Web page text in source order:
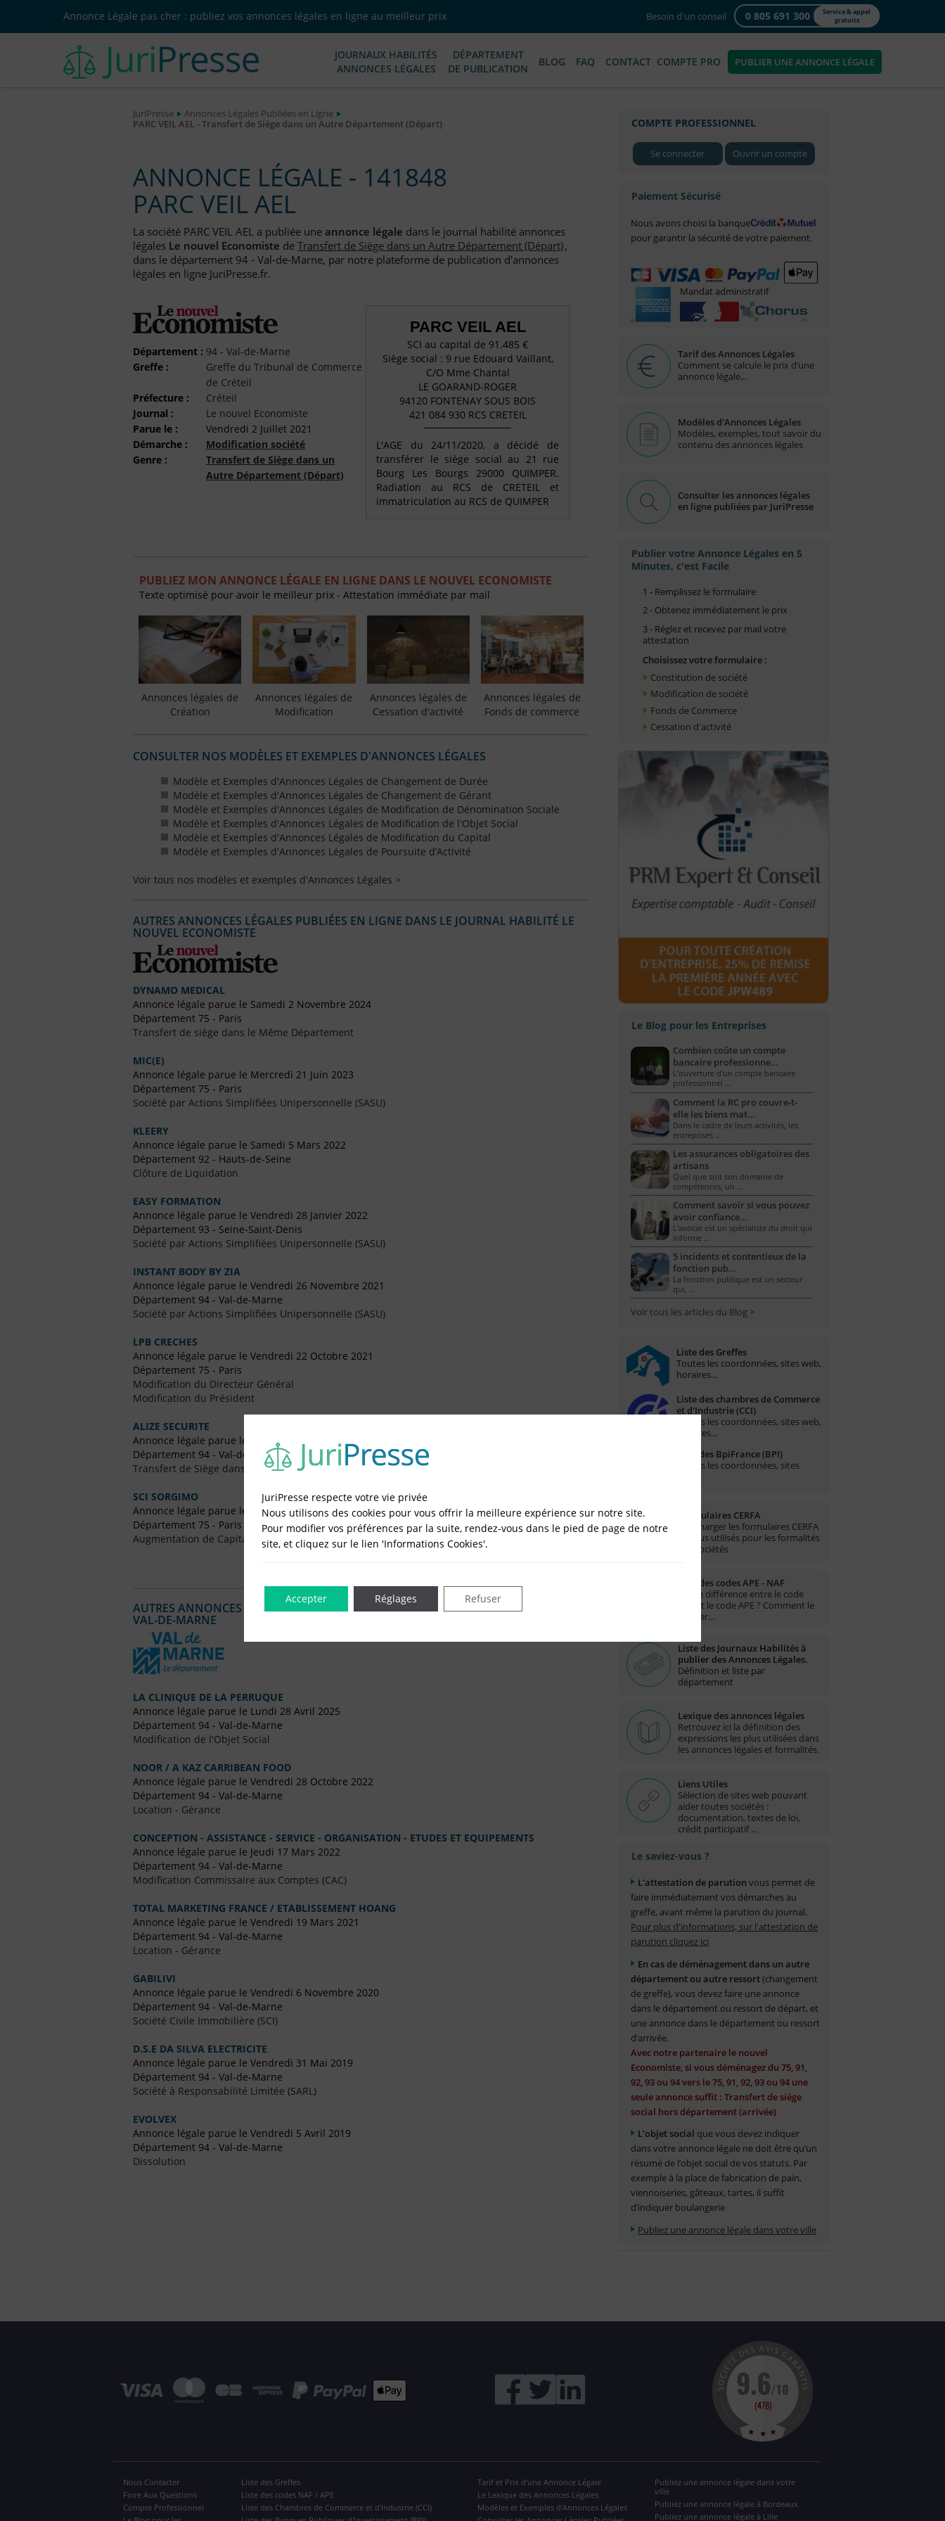
Annonce Légale pas cher : publiez vos annonces légales en ligne au meilleur prix Besoin d'un conseil 0 805 691 300
Service & appel
gratuits
JOURNAUX HABILITÉS
ANNONCES LÉGALES
DÉPARTEMENT
DE PUBLICATION
BLOG FAQ CONTACT COMPTE PRO PUBLIER UNE ANNONCE LÉGALE
JuriPresse
Annonces Légales Publiées en Ligne
PARC VEIL AEL - Transfert de Siège dans un Autre Département (Départ)
ANNONCE LÉGALE - 141848
PARC VEIL AEL
La société PARC VEIL AEL a publiée une annonce légale dans le journal habilité annonces
légales Le nouvel Economiste deTransfert de Siège dans un Autre Département (Départ),
dans le département 94 - Val-de-Marne, par notre plateforme de publication d'annonces
légales en ligne JuriPresse.fr.
Département : 94 - Val-de-Marne
Greffe :
Greffe du Tribunal de Commerce
de Créteil
Préfecture :
Créteil
Journal :
Le nouvel Economiste
Parue le :
Vendredi 2 Juillet 2021
Démarche :
Modification société
Genre :
Transfert de Siège dans un
Autre Département (Départ)
PARC VEIL AEL
SCI au capital de 91.485 €
Siège social : 9 rue Edouard Vaillant,
C/O Mme Chantal
LE GOARAND-ROGER
94120 FONTENAY SOUS BOIS
421 084 930 RCS CRETEIL
L'AGE du 24/11/2020, a décidé de
transférer le siège social au 21 rue
Bourg Les Bourgs 29000 QUIMPER.
Radiation au RCS de CRETEIL et
immatriculation au RCS de QUIMPER
PUBLIEZ MON ANNONCE LÉGALE EN LIGNE DANS LE NOUVEL ECONOMISTE
Texte optimisé pour avoir le meilleur prix - Attestation immédiate par mail
Annonces légales de
Création
Annonces légales de
Modification
Annonces légales de
Cessation d'activité
Annonces légales de
Fonds de commerce
CONSULTER NOS MODÈLES ET EXEMPLES D'ANNONCES LÉGALES
Modèle et Exemples d'Annonces Légales de Changement de Durée
Modèle et Exemples d'Annonces Légales de Changement de Gérant
Modèle et Exemples d'Annonces Légales de Modification de Dénomination Sociale
Modèle et Exemples d'Annonces Légales de Modification de l'Objet Social
Modèle et Exemples d'Annonces Légales de Modification du Capital
Modèle et Exemples d'Annonces Légales de Poursuite d’Activité
Voir tous nos modèles et exemples d'Annonces Légales >
AUTRES ANNONCES LÉGALES PUBLIÉES EN LIGNE DANS LE JOURNAL HABILITÉ LE
NOUVEL ECONOMISTE
DYNAMO MEDICAL
Annonce légale parue le Samedi 2 Novembre 2024
Département 75 - Paris
Transfert de siège dans le Même Département
MIC(E)
Annonce légale parue le Mercredi 21 Juin 2023
Département 75 - Paris
Société par Actions Simplifiées Unipersonnelle (SASU)
KLEERY
Annonce légale parue le Samedi 5 Mars 2022
Département 92 - Hauts-de-Seine
Clôture de Liquidation
EASY FORMATION
Annonce légale parue le Vendredi 28 Janvier 2022
Département 93 - Seine-Saint-Denis
Société par Actions Simplifiées Unipersonnelle (SASU)
INSTANT BODY BY ZIA
Annonce légale parue le Vendredi 26 Novembre 2021
Département 94 - Val-de-Marne
Société par Actions Simplifiées Unipersonnelle (SASU)
LPB CRECHES
Annonce légale parue le Vendredi 22 Octobre 2021
Département 75 - Paris
Modification du Directeur Général
Modification du Président
ALIZE SECURITE
Annonce légale parue le Vendredi 18 Janvier 2019
Département 94 - Val-de-Marne
Transfert de Siège dans un Autre Département (Départ)
SCI SORGIMO
Annonce légale parue le Vendredi 5 Mai 2017
Département 75 - Paris
Augmentation de Capital
AUTRES ANNONCES LÉGALES PUBLIÉES EN LIGNE DANS LE DÉPARTEMENT DU 94 -
VAL-DE-MARNE
LA CLINIQUE DE LA PERRUQUE
Annonce légale parue le Lundi 28 Avril 2025
Département 94 - Val-de-Marne
Modification de l'Objet Social
NOOR / A KAZ CARRIBEAN FOOD
Annonce légale parue le Vendredi 28 Octobre 2022
Département 94 - Val-de-Marne
Location - Gérance
CONCEPTION - ASSISTANCE - SERVICE - ORGANISATION - ETUDES ET EQUIPEMENTS
Annonce légale parue le Jeudi 17 Mars 2022
Département 94 - Val-de-Marne
Modification Commissaire aux Comptes (CAC)
TOTAL MARKETING FRANCE / ETABLISSEMENT HOANG
Annonce légale parue le Vendredi 19 Mars 2021
Département 94 - Val-de-Marne
Location - Gérance
GABILIVI
Annonce légale parue le Vendredi 6 Novembre 2020
Département 94 - Val-de-Marne
Société Civile Immobilière (SCI)
D.S.E DA SILVA ELECTRICITE
Annonce légale parue le Vendredi 31 Mai 2019
Département 94 - Val-de-Marne
Société à Responsabilité Limitée (SARL)
EVOLVEX
Annonce légale parue le Vendredi 5 Avril 2019
Département 94 - Val-de-Marne
Dissolution
COMPTE PROFESSIONNEL
Se connecter Ouvrir un compte
Paiement Sécurisé
Nous avons choisi la banque
pour garantir la sécurité de votre paiement.
Mandat administratif
Tarif des Annonces Légales
Comment se calcule le prix d’une
annonce légale...
Modèles d'Annonces Légales
Modèles, exemples, tout savoir du
contenu des annonces légales
Consulter les annonces légales
en ligne publiées par JuriPresse
Publier votre Annonce Légales en 5
Minutes, c'est Facile
1 - Remplissez le formulaire
2 - Obtenez immédiatement le prix
3 - Réglez et recevez par mail votre
attestation
Choisissez votre formulaire :
Constitution de société
Modification de société
Fonds de Commerce
Cessation d'activité
Le Blog pour les Entreprises
Combien coûte un compte
bancaire professionne…
L’ouverture d’un compte bancaire
professionnel …
Comment la RC pro couvre-t-
elle les biens mat…
Dans le cadre de leurs activités, les
entreprises …
Les assurances obligatoires des
artisans
Quel que soit son domaine de
compétences, un …
Comment savoir si vous pouvez
avoir confiance…
L'avocat est un spécialiste du droit qui
informe …
5 incidents et contentieux de la
fonction pub…
La fonction publique est un secteur
qui, …
Voir tous les articles du Blog >
Liste des Greffes
Toutes les coordonnées, sites web,
horaires...
Liste des chambres de Commerce
et d'Industrie (CCI)
Toutes les coordonnées, sites web,
horaires...
Liste des BpiFrance (BPI)
Toutes les coordonnées, sites
Formulaires CERFA
Télécharger les formulaires CERFA
les plus utilisés pour les formalités
des sociétés
Liste des codes APE - NAF
Quelle différence entre le code
NAF et le code APE ? Comment le
trouver…
Liste des Journaux Habilités à
publier des Annonces Légales.
Définition et liste par
département
Lexique des annonces légales
Retrouvez ici la définition des
expressions les plus utilisées dans
les annonces légales et formalités.
Liens Utiles
Sélection de sites web pouvant
aider toutes sociétés :
documentation, textes de loi,
crédit participatif ...
Le saviez-vous ?
L'attestation de parution vous permet de
faire immédiatement vos démarches au
greffe, avant même la parution du journal.
Pour plus d'informations, sur l'attestation de
parution cliquez ici
En cas de déménagement dans un autre
département ou autre ressort(changement
de greffe), vous devez faire une annonce
dans le département ou ressort de départ, et
une annonce dans le département ou ressort
d’arrivée.
Avec notre partenaire le nouvel
Economiste, si vous déménagez du 75, 91,
92, 93 ou 94 vers le 75, 91, 92, 93 ou 94 une
seule annonce suffit : Transfert de siège
social hors département (arrivée)
L’objet social que vous devez indiquer
dans votre annonce légale ne doit être qu’un
résumé de l’objet social de vos statuts. Par
exemple à la place de fabrication de pain,
viennoiseries, gâteaux, tartes, il suffit
d’indiquer boulangerie
Publiez une annonce légale dans votre ville
Nous Contacter
Foire Aux Questions
Compte Professionnel
Liste des Greffes
Liste des codes NAF / APE
Liste des Chambres de Commerce et d'Industrie (CCI)
Tarif et Prix d'une Annonce Légale
Le Lexique des Annonces Légales
Modèles et Exemples d'Annonces Légales
Publiez une annonce légale dans votre
ville
Publiez une annonce légale à Bordeaux
Publiez une annonce légale à Lille
JuriPresse respecte votre vie privée
Nous utilisons des cookies pour vous offrir la meilleure expérience sur notre site.
Pour modifier vos préférences par la suite, rendez-vous dans le pied de page de notre
site, et cliquez sur le lien 'Informations Cookies'.
Accepter Refuser
Réglages